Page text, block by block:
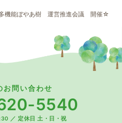
機能ぼやあ樹 運営推進会議 開催☆
お問い合わせ
5540
／ 定休日 土・日・祝